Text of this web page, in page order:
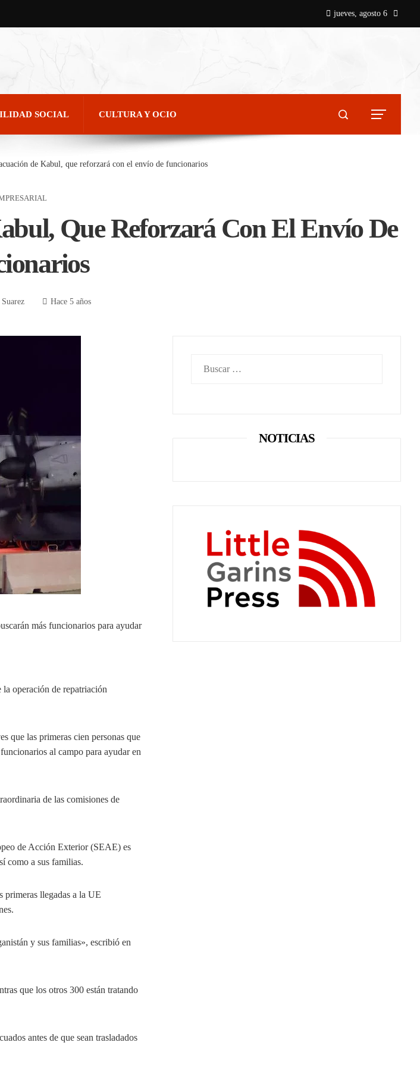
jueves, agosto 6
SOCIAL CULTURA Y OCIO
de Kabul, que reforzará con el envío de funcionarios
Que Reforzará Con El Envío De
Hace 5 años
más funcionarios para ayudar
operación de repatriación
que las primeras cien personas que
al campo para ayudar en
de las comisiones de
de Acción Exterior (SEAE) es
como a sus familias.
primeras llegadas a la UE
y sus familias», escribió en
que los otros 300 están tratando
antes de que sean trasladados
NOTICIAS